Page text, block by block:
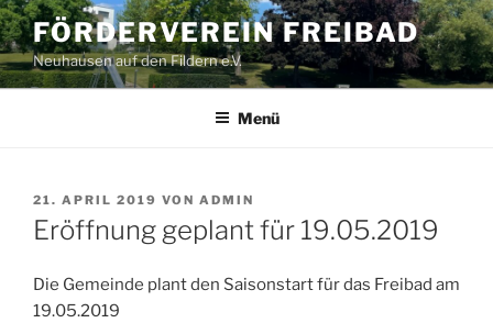
Zum
Inhalt
springen
FÖRDERVEREIN FREIBAD
Neuhausen auf den Fildern e.V.
Menü
VERÖFFENTLICHT
AM
21. APRIL 2019 VON ADMIN
Eröffnung geplant für 19.05.2019
Die Gemeinde plant den Saisonstart für das Freibad am
19.05.2019